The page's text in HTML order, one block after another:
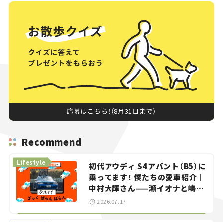
応募はこちら！（8月31日まで）
Recommend
初代アウディ S4アバント（B5）に
乗ってます！ 僕たちの愛車紹介｜
中村大輝さん——瀬イオナと嶋田
智之の「クルマでざっくばらんば
Lifestyle
2026.07.17